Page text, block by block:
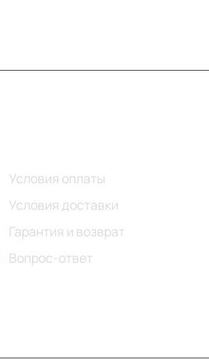
Условия оплаты
Условия доставки
Гарантия и возврат
Вопрос-ответ